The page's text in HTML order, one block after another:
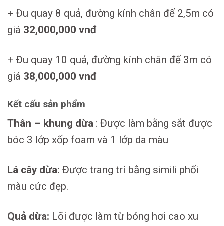
+ Đu quay 8 quả, đường kính chân đế 2,5m có
giá 32,000,000 vnđ
+ Đu quay 10 quả, đường kính chân đế 3m có
giá 38,000,000 vnđ
Kết cấu sản phẩm
Thân – khung dừa : Được làm bằng sắt được
bóc 3 lớp xốp foam và 1 lớp da màu
Lá cây dừa: Được trang trí bằng simili phối
màu cức đẹp.
Quả dừa: Lõi được làm từ bóng hơi cao xu